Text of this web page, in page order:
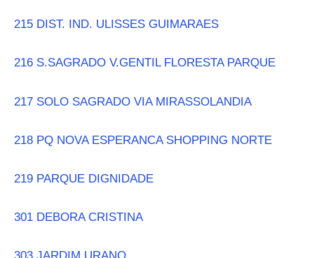
215 DIST. IND. ULISSES GUIMARAES
216 S.SAGRADO V.GENTIL FLORESTA PARQUE
217 SOLO SAGRADO VIA MIRASSOLANDIA
218 PQ NOVA ESPERANCA SHOPPING NORTE
219 PARQUE DIGNIDADE
301 DEBORA CRISTINA